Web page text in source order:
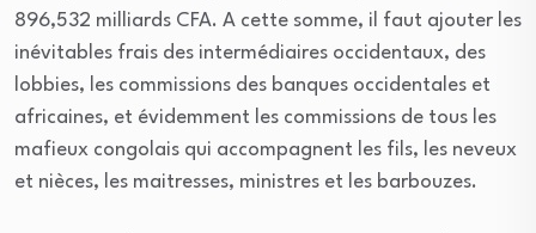
896,532 milliards CFA. A cette somme, il faut ajouter les
inévitables frais des intermédiaires occidentaux, des
lobbies, les commissions des banques occidentales et
africaines, et évidemment les commissions de tous les
mafieux congolais qui accompagnent les fils, les neveux
et nièces, les maitresses, ministres et les barbouzes.